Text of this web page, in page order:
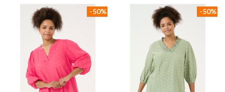
-50% -50%